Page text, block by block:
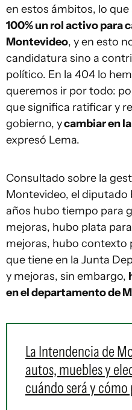
en estos ámbitos, lo que
100% un rol activo para
Montevideo, y en esto
candidatura sino a
político. En la 404 lo
queremos ir por todo:
que significa ratificar y
gobierno, ycambiar en
expresó Lema.
Consultado sobre la
Montevideo, el diputado
años hubo tiempo para
mejoras, hubo plata
mejoras, hubo contexto
que tiene en la Junta
y mejoras, sin embargo,
en el departamento de
La Intendencia de
autos, muebles y
cuándo será y